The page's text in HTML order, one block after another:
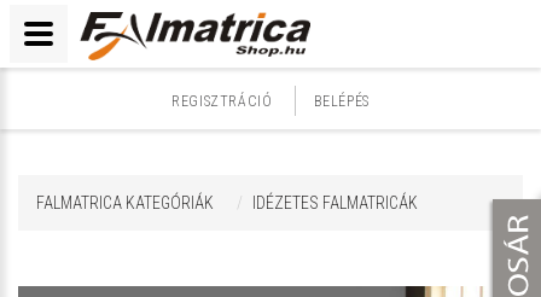
REGISZTRÁCIÓ BELÉPÉS
FALMATRICA KATEGÓRIÁK IDÉZETES FALMATRICÁK